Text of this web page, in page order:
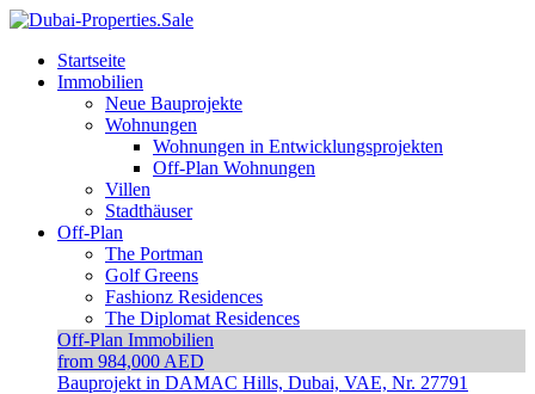
Startseite
Immobilien
Neue Bauprojekte
Wohnungen
Wohnungen in Entwicklungsprojekten
Off-Plan Wohnungen
Villen
Stadthäuser
Off-Plan
The Portman
Golf Greens
Fashionz Residences
The Diplomat Residences
Off-Plan Immobilien
from 984,000 AED
Bauprojekt in DAMAC Hills, Dubai, VAE, Nr. 27791